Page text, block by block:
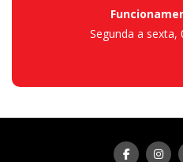
Segunda a sexta,